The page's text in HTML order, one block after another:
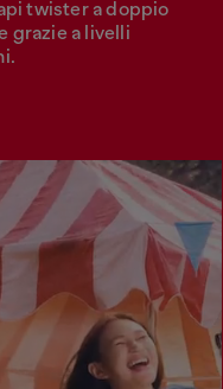
twister a doppio
grazie a livelli